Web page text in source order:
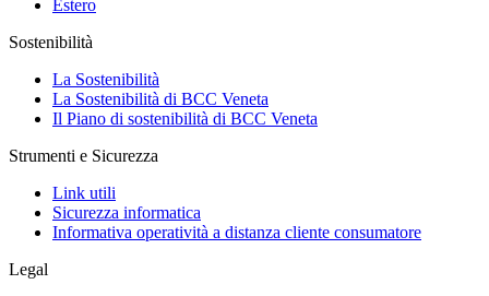
Estero
Sostenibilità
La Sostenibilità
La Sostenibilità di BCC Veneta
Il Piano di sostenibilità di BCC Veneta
Strumenti e Sicurezza
Link utili
Sicurezza informatica
Informativa operatività a distanza cliente consumatore
Legal